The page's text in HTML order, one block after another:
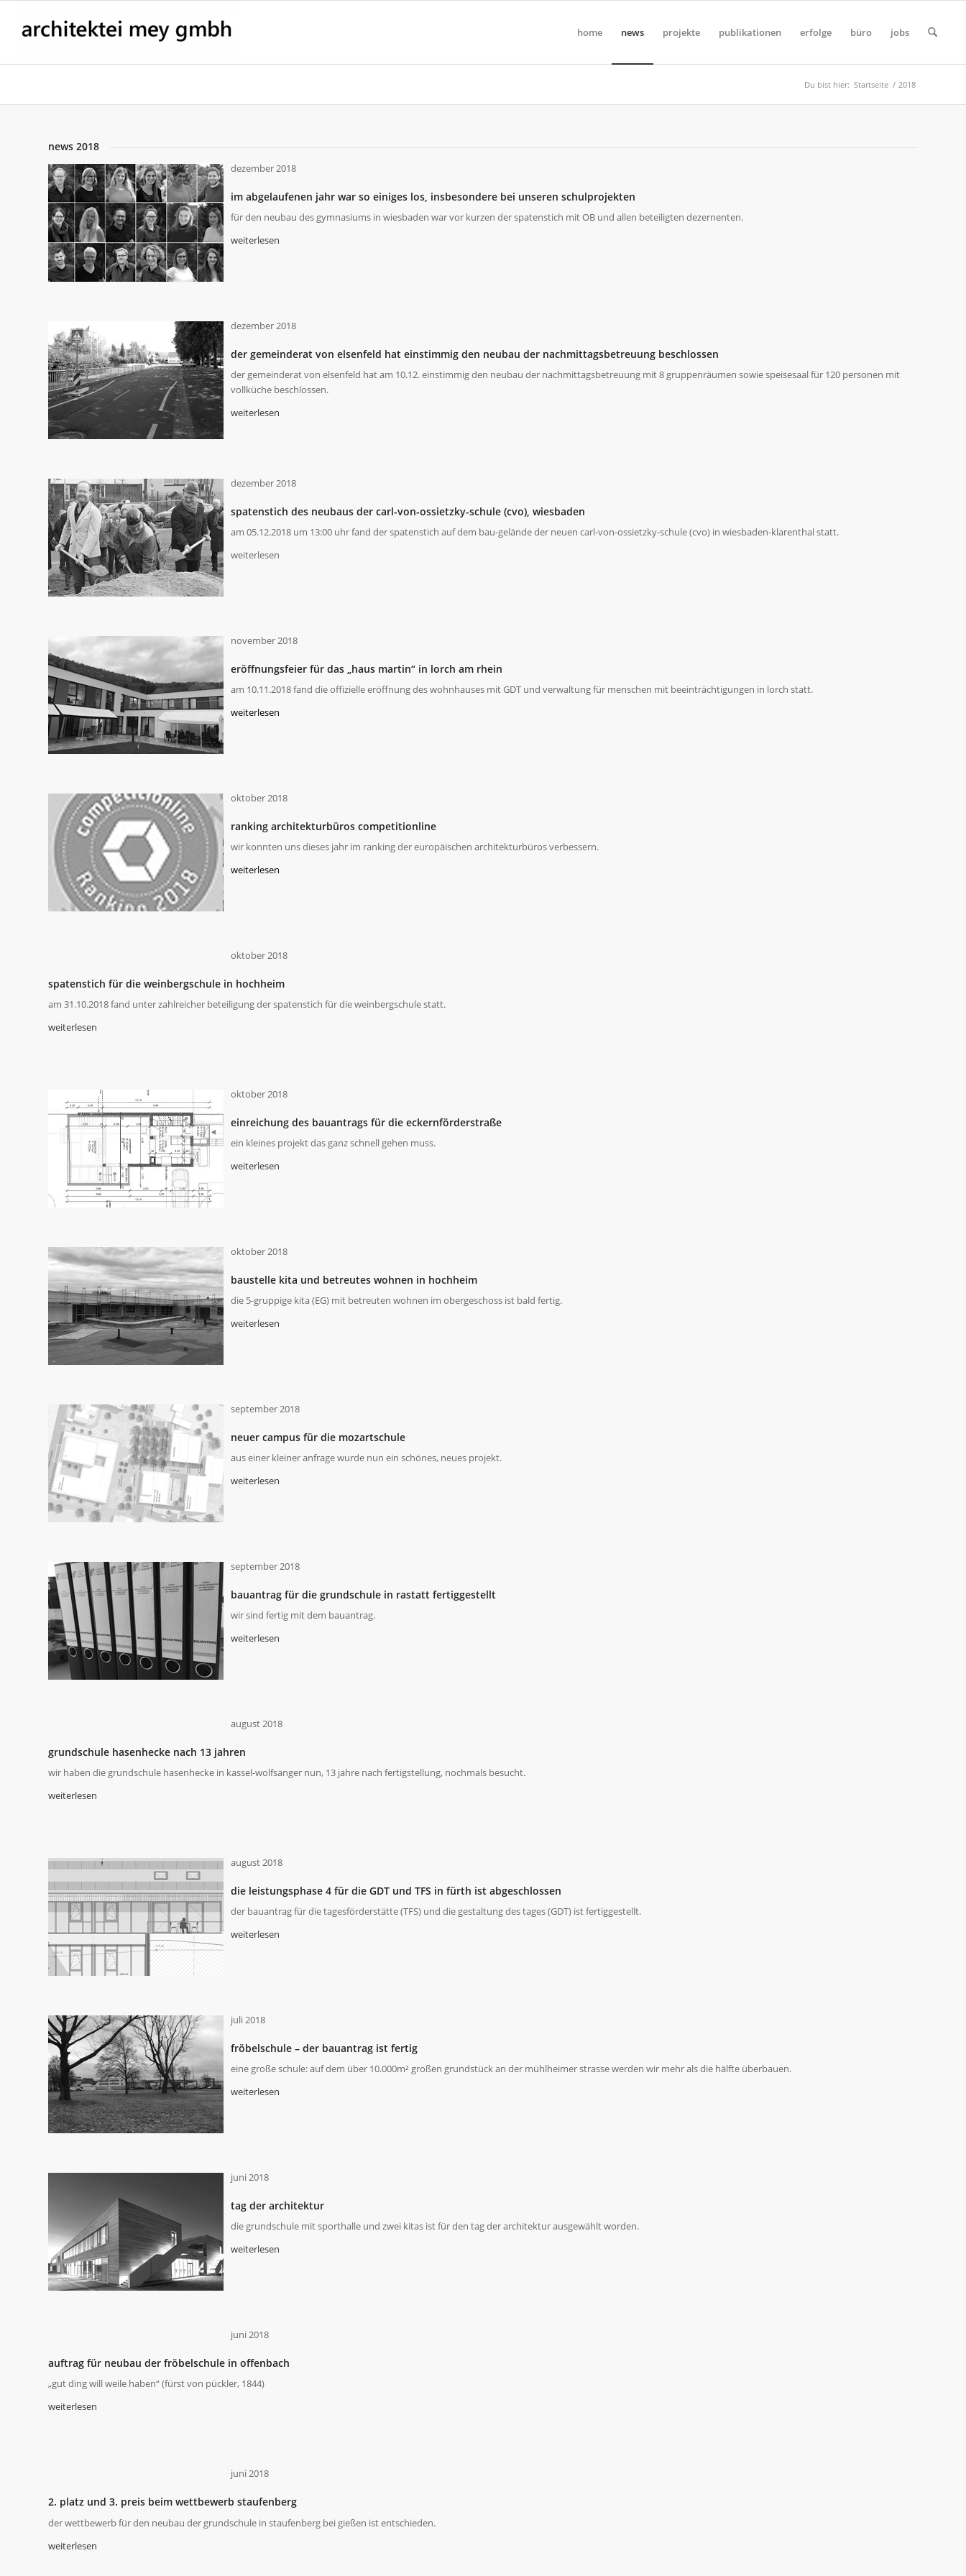
home news projekte publikationen erfolge büro jobs
Du bist hier: Startseite / 2018
news 2018
dezember 2018
im abgelaufenen jahr war so einiges los, insbesondere bei unseren schulprojekten
für den neubau des gymnasiums in wiesbaden war vor kurzen der spatenstich mit OB und allen beteiligten dezernenten.
weiterlesen
dezember 2018
der gemeinderat von elsenfeld hat einstimmig den neubau der nachmittagsbetreuung beschlossen
der gemeinderat von elsenfeld hat am 10.12. einstimmig den neubau der nachmittagsbetreuung mit 8 gruppenräumen sowie speisesaal für 120 personen mit
vollküche beschlossen.
weiterlesen
dezember 2018
spatenstich des neubaus der carl-von-ossietzky-schule (cvo), wiesbaden
am 05.12.2018 um 13:00 uhr fand der spatenstich auf dem bau-gelände der neuen carl-von-ossietzky-schule (cvo) in wiesbaden-klarenthal statt.
weiterlesen
november 2018
eröffnungsfeier für das „haus martin“ in lorch am rhein
am 10.11.2018 fand die offizielle eröffnung des wohnhauses mit GDT und verwaltung für menschen mit beeinträchtigungen in lorch statt.
weiterlesen
oktober 2018
ranking architekturbüros competitionline
wir konnten uns dieses jahr im ranking der europäischen architekturbüros verbessern.
weiterlesen
oktober 2018
spatenstich für die weinbergschule in hochheim
am 31.10.2018 fand unter zahlreicher beteiligung der spatenstich für die weinbergschule statt.
weiterlesen
oktober 2018
einreichung des bauantrags für die eckernförderstraße
ein kleines projekt das ganz schnell gehen muss.
weiterlesen
oktober 2018
baustelle kita und betreutes wohnen in hochheim
die 5-gruppige kita (EG) mit betreuten wohnen im obergeschoss ist bald fertig.
weiterlesen
september 2018
neuer campus für die mozartschule
aus einer kleiner anfrage wurde nun ein schönes, neues projekt.
weiterlesen
september 2018
bauantrag für die grundschule in rastatt fertiggestellt
wir sind fertig mit dem bauantrag.
weiterlesen
august 2018
grundschule hasenhecke nach 13 jahren
wir haben die grundschule hasenhecke in kassel-wolfsanger nun, 13 jahre nach fertigstellung, nochmals besucht.
weiterlesen
august 2018
die leistungsphase 4 für die GDT und TFS in fürth ist abgeschlossen
der bauantrag für die tagesförderstätte (TFS) und die gestaltung des tages (GDT) ist fertiggestellt.
weiterlesen
juli 2018
fröbelschule – der bauantrag ist fertig
eine große schule: auf dem über 10.000m² großen grundstück an der mühlheimer strasse werden wir mehr als die hälfte überbauen.
weiterlesen
juni 2018
tag der architektur
die grundschule mit sporthalle und zwei kitas ist für den tag der architektur ausgewählt worden.
weiterlesen
juni 2018
auftrag für neubau der fröbelschule in offenbach
„gut ding will weile haben“ (fürst von pückler, 1844)
weiterlesen
juni 2018
2. platz und 3. preis beim wettbewerb staufenberg
der wettbewerb für den neubau der grundschule in staufenberg bei gießen ist entschieden.
weiterlesen